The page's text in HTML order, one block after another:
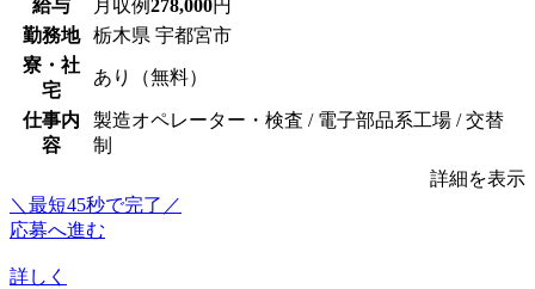
給与 月収例278,000円
勤務地
栃木県 宇都宮市
寮・社
宅
あり（無料）
仕事内
容
製造オペレーター・検査 / 電子部品系工場 / 交替
制
詳細を表示
＼最短45秒で完了／
応募へ進む
詳しく